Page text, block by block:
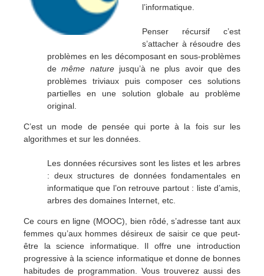
l’informatique.
Penser récursif c’est
s’attacher à résoudre des
problèmes en les décomposant en sous-problèmes
demême naturejusqu’à ne plus avoir que des
problèmes triviaux puis composer ces solutions
partielles en une solution globale au problème
original.
C’est un mode de pensée qui porte à la fois sur les
algorithmes et sur les données.
Les données récursives sont les listes et les arbres
: deux structures de données fondamentales en
informatique que l’on retrouve partout : liste d’amis,
arbres des domaines Internet, etc.
Ce cours en ligne (MOOC), bien rôdé, s’adresse tant aux
femmes qu’aux hommes désireux de saisir ce que peut-
être la science informatique. Il offre une introduction
progressive à la science informatique et donne de bonnes
habitudes de programmation. Vous trouverez aussi des